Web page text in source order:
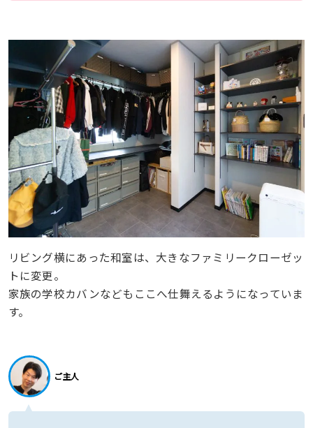
リビング横にあった和室は、大きなファミリークローゼッ
トに変更。
家族の学校カバンなどもここへ仕舞えるようになっていま
す。
ご主人